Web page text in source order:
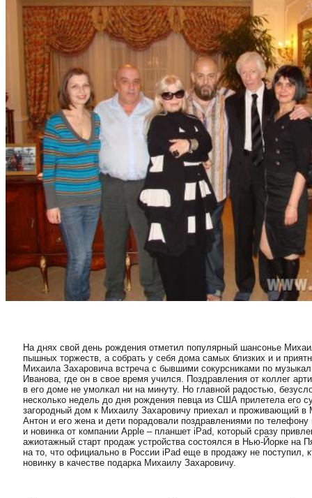
На днях свой день рождения отметил популярный шансонье
пышных торжеств, а собрать у себя дома самых близких и и
Михаила Захаровича встреча с бывшими сокурсниками по
Иванова, где он в свое время учился. Поздравления от коллег
в его доме не умолкал ни на минуту. Но главной радостью,
несколько недель до дня рождения певца из США прилетела его
загородный дом к Михаилу Захаровичу приехал и проживающий
Антон и его жена и дети порадовали поздравлениями по
и новинка от компании Apple – планшет iPad, который сразу
ажиотажный старт продаж устройства состоялся в Нью-Йорке на
на то, что официально в России iPad еще в продажу не поступил,
новинку в качестве подарка Михаилу Захаровичу.